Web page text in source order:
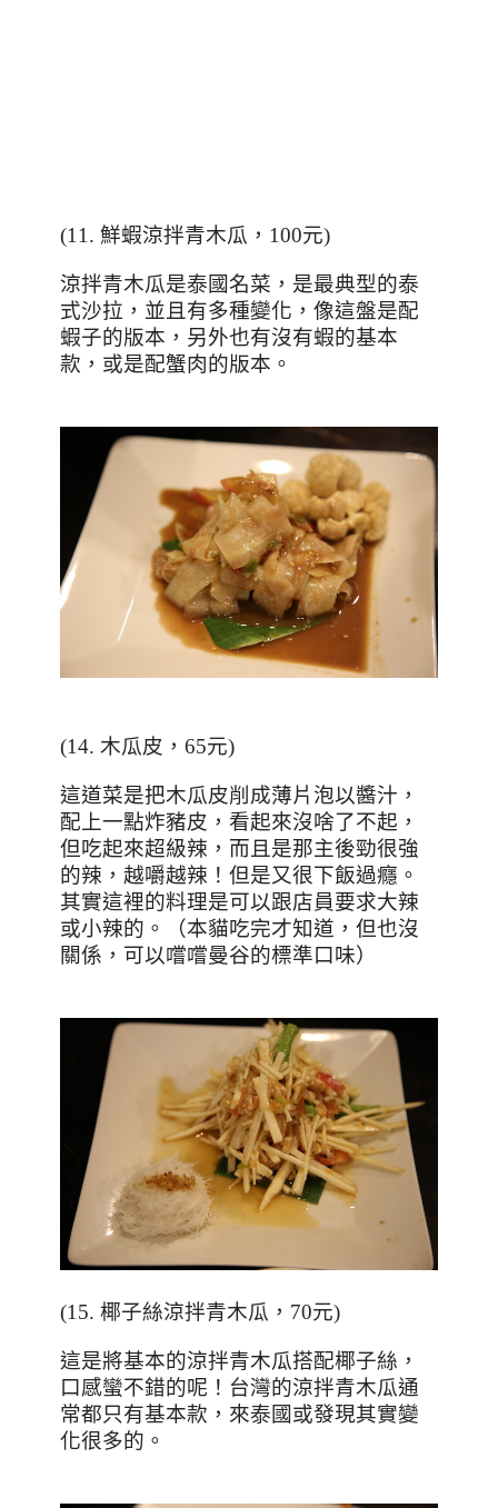
(11. 鮮蝦涼拌青木瓜， 100元)
涼拌青木瓜是泰國名菜，是最典型的泰
式沙拉，並且有多種變化，像這盤是配
蝦子的版本，另外也有沒有蝦的基本
款，或是配蟹肉的版本。
(14. 木瓜皮， 65元)
這道菜是把木瓜皮削成薄片泡以醬汁，
配上一點炸豬皮，看起來沒啥了不起，
但吃起來超級辣，而且是那主後勁很強
的辣，越嚼越辣！但是又很下飯過癮。
其實這裡的料理是可以跟店員要求大辣
或小辣的。（本貓吃完才知道，但也沒
關係，可以嚐嚐曼谷的標準口味）
(15. 椰子絲涼拌青木瓜， 70元)
這是將基本的涼拌青木瓜搭配椰子絲，
口感蠻不錯的呢！台灣的涼拌青木瓜通
常都只有基本款，來泰國或發現其實變
化很多的。